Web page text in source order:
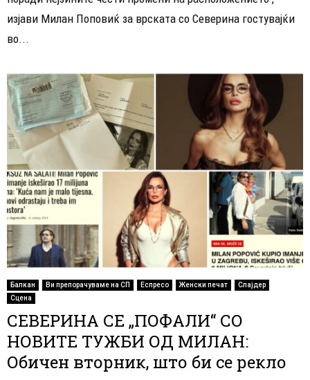
изјави Милан Поповиќ за врската со Северина гостувајќи
во...
Балкан Ви препорачуваме на СП Еспресо Женски печат
Слајдер
Сцена
СЕВЕРИНА СЕ „ПОФАЛИ“ СО
НОВИТЕ ТУЖБИ ОД МИЛАН:
Обичен вторник, што би се рекло